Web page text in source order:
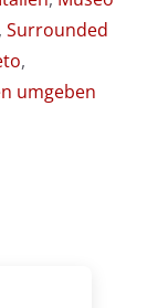
, Surrounded
,
umgeben